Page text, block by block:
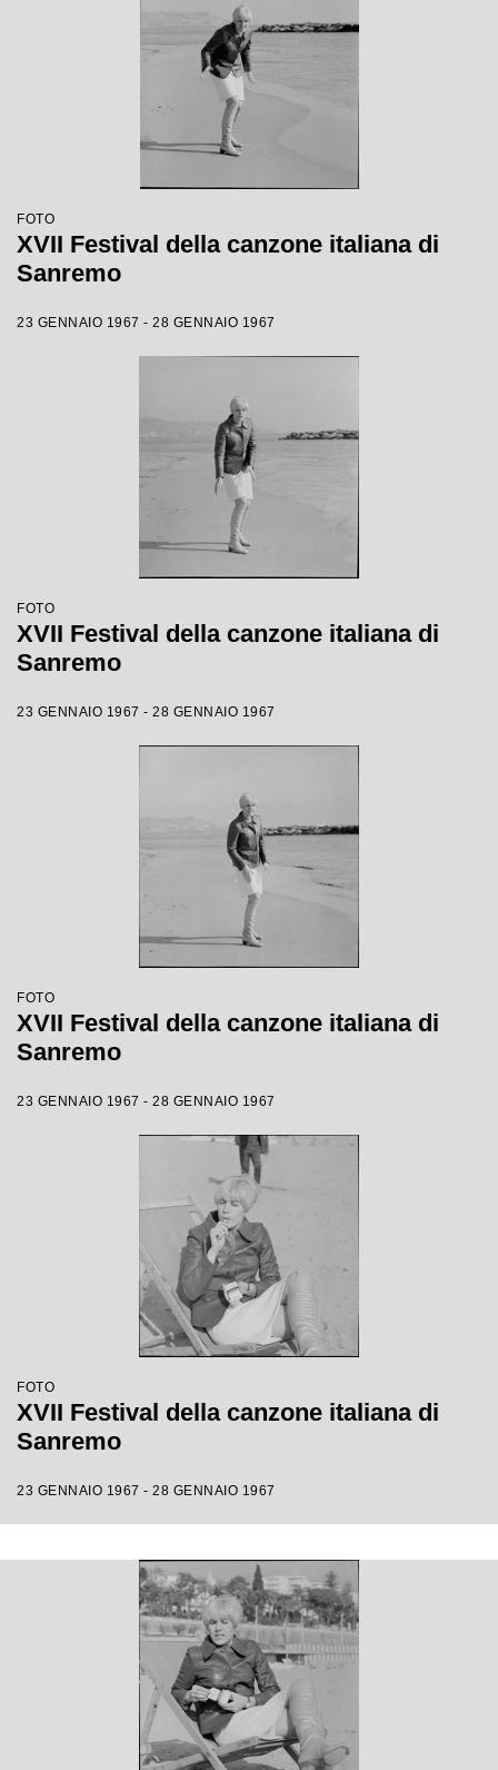
FOTO
XVII Festival della canzone italiana di
Sanremo
23 GENNAIO 1967 - 28 GENNAIO 1967
FOTO
XVII Festival della canzone italiana di
Sanremo
23 GENNAIO 1967 - 28 GENNAIO 1967
FOTO
XVII Festival della canzone italiana di
Sanremo
23 GENNAIO 1967 - 28 GENNAIO 1967
FOTO
XVII Festival della canzone italiana di
Sanremo
23 GENNAIO 1967 - 28 GENNAIO 1967